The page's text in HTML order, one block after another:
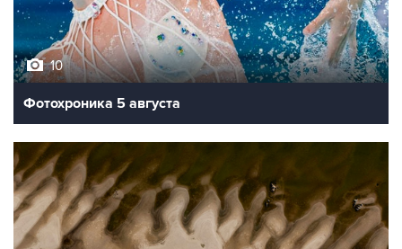
10
Фотохроника 5 августа